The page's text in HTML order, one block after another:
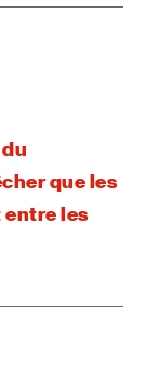
que les
les